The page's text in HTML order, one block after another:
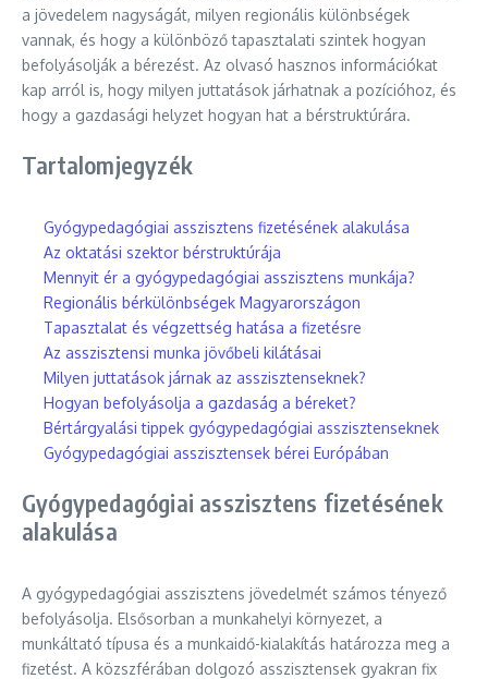
a jövedelem nagyságát, milyen regionális különbségek
vannak, és hogy a különböző tapasztalati szintek hogyan
befolyásolják a bérezést. Az olvasó hasznos információkat
kap arról is, hogy milyen juttatások járhatnak a pozícióhoz, és
hogy a gazdasági helyzet hogyan hat a bérstruktúrára.
Tartalomjegyzék
Gyógypedagógiai asszisztens fizetésének alakulása
Az oktatási szektor bérstruktúrája
Mennyit ér a gyógypedagógiai asszisztens munkája?
Regionális bérkülönbségek Magyarországon
Tapasztalat és végzettség hatása a fizetésre
Az asszisztensi munka jövőbeli kilátásai
Milyen juttatások járnak az asszisztenseknek?
Hogyan befolyásolja a gazdaság a béreket?
Bértárgyalási tippek gyógypedagógiai asszisztenseknek
Gyógypedagógiai asszisztensek bérei Európában
Gyógypedagógiai asszisztens fizetésének
alakulása
A gyógypedagógiai asszisztens jövedelmét számos tényező
befolyásolja. Elsősorban a munkahelyi környezet, a
munkáltató típusa és a munkaidő-kialakítás határozza meg a
fizetést. A közszférában dolgozó asszisztensek gyakran fix